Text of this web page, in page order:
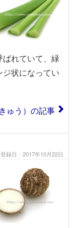
れていて、緑
状になってい
ゅう）の記事
登録日：2017年10月22日